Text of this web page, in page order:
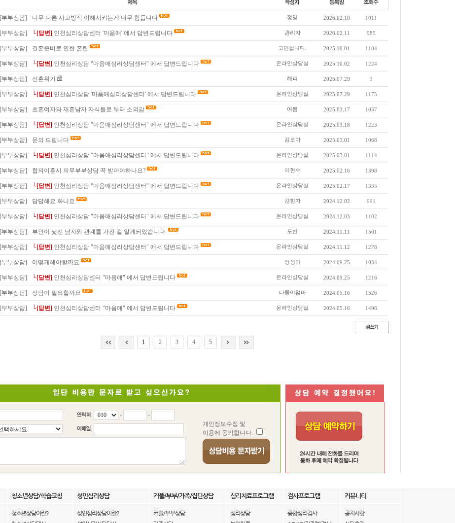
[부부상담] 너무 다른 사고방식 이해시키는게 너무 힘듭니다 정영 2026.02.10 1011
[부부상담] └[답변] 인천심리상담센터 '마음애' 에서 답변드립니다 관리자 2026.02.11 985
[부부상담] 결혼준비로 인한 혼란 고민됩니다. 2025.10.01 1104
[부부상담] └[답변] 인천심리상담 "마음애심리상담센터" 에서 답변드립니다 온라인상담실 2025.10.02 1224
[부부상담] 신혼위기 해피 2025.07.29 3
[부부상담] └[답변] 인천심리상담 '마음애심리상담센터' 에서 답변드립니다 온라인상담실 2025.07.29 1175
[부부상담] 초혼여자와 재혼남자 자식들로 부터 소외감 여름 2025.03.17 1037
[부부상담] └[답변] 인천심리상담 "마음애심리상담센터" 에서 답변드립니다 온라인상담실 2025.03.18 1223
[부부상담] 문의 드립니다 김도아 2025.03.01 1068
[부부상담] └[답변] 인천심리상담 "마음애심리상담센터" 에서 답변드립니다 온라인상담실 2025.03.01 1114
[부부상담] 합의이혼시 의무부부상담 꼭 받아야하나요? 이현수 2025.02.16 1398
[부부상담] └[답변] 인천심리상담 "마음애심리상담센터" 에서 답변드립니다 온라인상담실 2025.02.17 1335
[부부상담] 답답해요 화나요 갇힌자 2024.12.02 991
[부부상담] └[답변] 인천심리상담 "마음애심리상담센터" 에서 답변드립니다 온라인상담실 2024.12.03 1102
[부부상담] 부인이 낯선 남자와 관계를 가진 걸 알게되었습니다. 도반 2024.11.11 1501
[부부상담] └[답변] 인천심리상담 "마음애심리상담센터" 에서 답변드립니다 온라인상담실 2024.11.12 1278
[부부상담] 어떻게해야할까요 정정이 2024.09.25 1034
[부부상담] └[답변] 인천심리상담센터 "마음애" 에서 답변드립니다 온라인상담실 2024.09.25 1216
[부부상담] 상담이 필요할까요 다둥이엄마 2024.05.16 1526
[부부상담] └[답변] 인천심리상담센터 "마음애" 에서 답변드립니다 온라인상담실 2024.05.16 1496
1 2 3 4 5
-
-
개인정보수집 및
이용에 동의합니다.
청소년상담/학습코칭 성인심리상담 커플/부부/가족/집단상담 심리치료프로그램 검사프로그램 커뮤니티
청소년상담이란?
성인심리상담이란?
커플/부부상담
심리상담
종합심리검사
공지사항